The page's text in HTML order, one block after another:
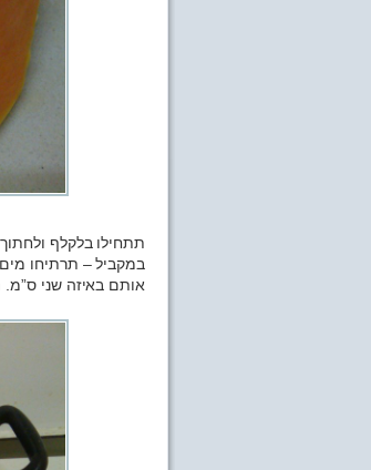
תתחילו בלקלף
במקביל – תרתיחו
אותם באיזה שני ס”מ.